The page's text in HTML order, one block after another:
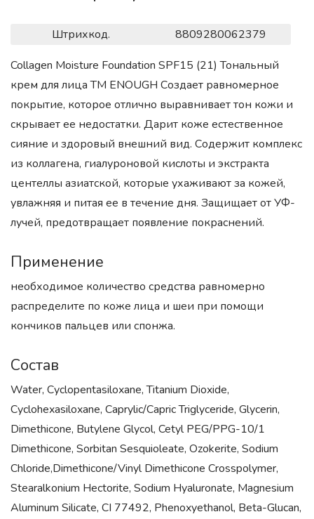
Штрихкод.
8809280062379
Collagen Moisture Foundation SPF15 (21) Тональный
крем для лица ТМ ENOUGH Создает равномерное
покрытие, которое отлично выравнивает тон кожи и
скрывает ее недостатки. Дарит коже естественное
сияние и здоровый внешний вид. Содержит комплекс
из коллагена, гиалуроновой кислоты и экстракта
центеллы азиатской, которые ухаживают за кожей,
увлажняя и питая ее в течение дня. Защищает от УФ-
лучей, предотвращает появление покраснений.
Применение
необходимое количество средства равномерно
распределите по коже лица и шеи при помощи
кончиков пальцев или спонжа.
Состав
Water, Cyclopentasiloxane, Titanium Dioxide,
Cyclohexasiloxane, Caprylic/Capric Triglyceride, Glycerin,
Dimethicone, Butylene Glycol, Cetyl PEG/PPG-10/1
Dimethicone, Sorbitan Sesquioleate, Ozokerite, Sodium
Chloride,Dimethicone/Vinyl Dimethicone Crosspolymer,
Stearalkonium Hectorite, Sodium Hyaluronate, Magnesium
Aluminum Silicate, CI 77492, Phenoxyethanol, Beta-Glucan,